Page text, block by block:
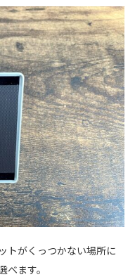
トがくっつかない場所に
ます。